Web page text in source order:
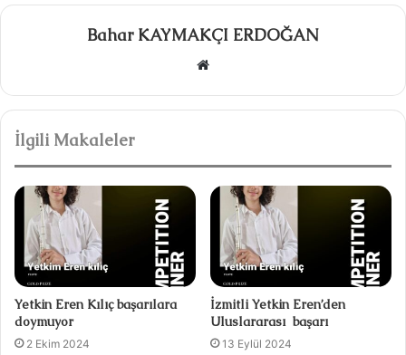
Bahar KAYMAKÇI ERDOĞAN
b
e
İlgili Makaleler
Yetkin Eren Kılıç başarılara
doymuyor
2 Ekim 2024
İzmitli Yetkin Eren’den
Uluslararası başarı
13 Eylül 2024